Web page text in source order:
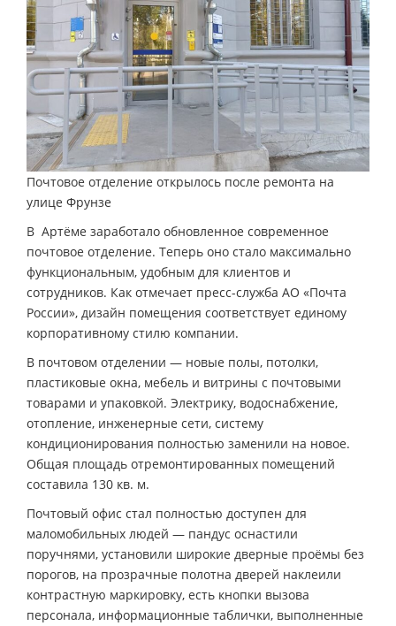
Почтовое отделение открылось после ремонта на
улице Фрунзе
В Артёме заработало обновленное современное
почтовое отделение. Теперь оно стало максимально
функциональным, удобным для клиентов и
сотрудников. Как отмечает пресс-служба АО «Почта
России», дизайн помещения соответствует единому
корпоративному стилю компании.
В почтовом отделении — новые полы, потолки,
пластиковые окна, мебель и витрины с почтовыми
товарами и упаковкой. Электрику, водоснабжение,
отопление, инженерные сети, систему
кондиционирования полностью заменили на новое.
Общая площадь отремонтированных помещений
составила 130 кв. м.
Почтовый офис стал полностью доступен для
маломобильных людей — пандус оснастили
поручнями, установили широкие дверные проёмы без
порогов, на прозрачные полотна дверей наклеили
контрастную маркировку, есть кнопки вызова
персонала, информационные таблички, выполненные